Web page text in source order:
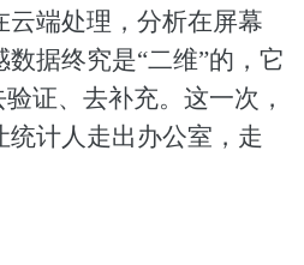
云端处理，分析在屏幕
据终究是“二维”的，它
证、去补充。这一次，
计人走出办公室，走